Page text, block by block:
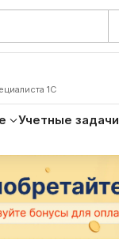
1С
Учетные задачи